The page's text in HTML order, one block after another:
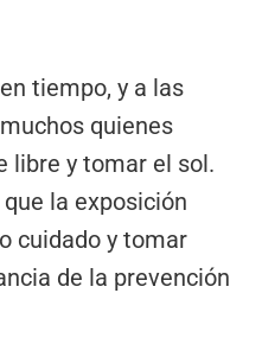
tiempo, y a las
quienes
libre y tomar el sol.
la exposición
cuidado y tomar
de la prevención